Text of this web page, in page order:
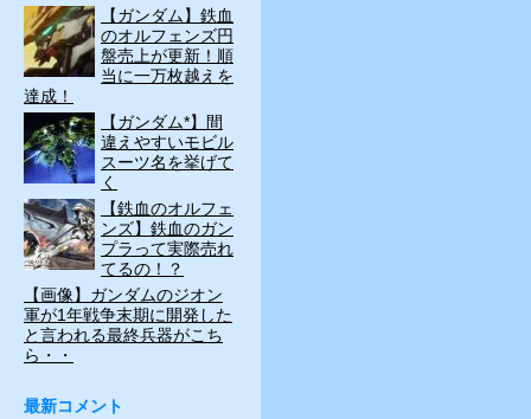
【ガンダム】鉄血
のオルフェンズ円
盤売上が更新！順
当に一万枚越えを
達成！
【ガンダム*】間
違えやすいモビル
スーツ名を挙げて
く
【鉄血のオルフェ
ンズ】鉄血のガン
プラって実際売れ
てるの！？
【画像】ガンダムのジオン
軍が1年戦争末期に開発した
と言われる最終兵器がこち
ら・・
最新コメント